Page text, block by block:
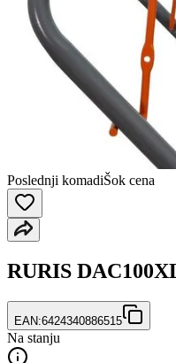
Poslednji komadiŠok cena
RURIS
EAN:6424340886515
Na stanju